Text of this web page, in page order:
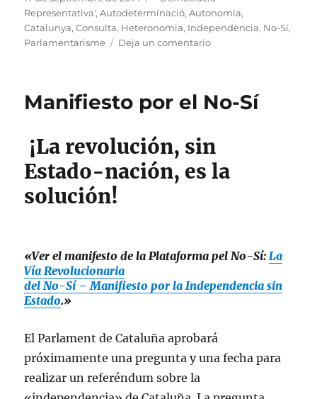
el
Representativa',Autodeterminació,Autonomia,
Catalunya,Consulta, Heteronomia, Independència, No-Sí,
Parlamentarisme
Deja un comentarioen
del
Manifiesto por el No-Sí
¡La revolución, sin
Estado-nación, es la
solución!
«Ver el manifesto de la Plataforma pel No-Sí:La
Vía Revolucionaria
del No-Sí – Manifiesto por la Independencia sin
Estado.»
El Parlament de Cataluña aprobará
próximamente una pregunta y una fecha para
realizar un referéndum sobre la